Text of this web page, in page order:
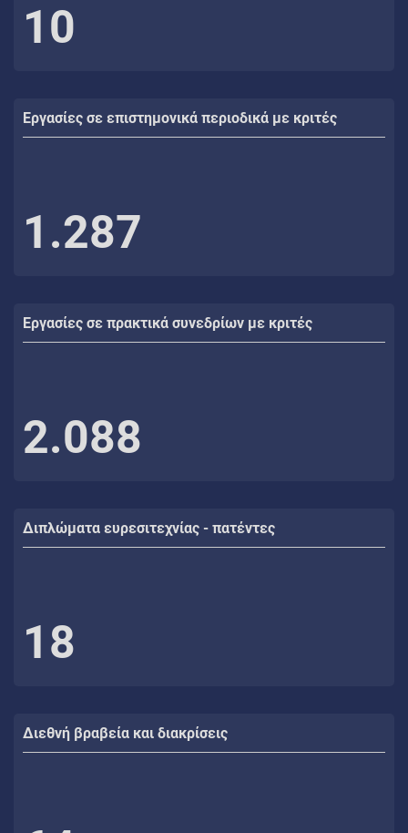
10
Εργασίες σε επιστημονικά περιοδικά με κριτές
1.287
Εργασίες σε πρακτικά συνεδρίων με κριτές
2.088
Διπλώματα ευρεσιτεχνίας - πατέντες
18
Διεθνή βραβεία και διακρίσεις